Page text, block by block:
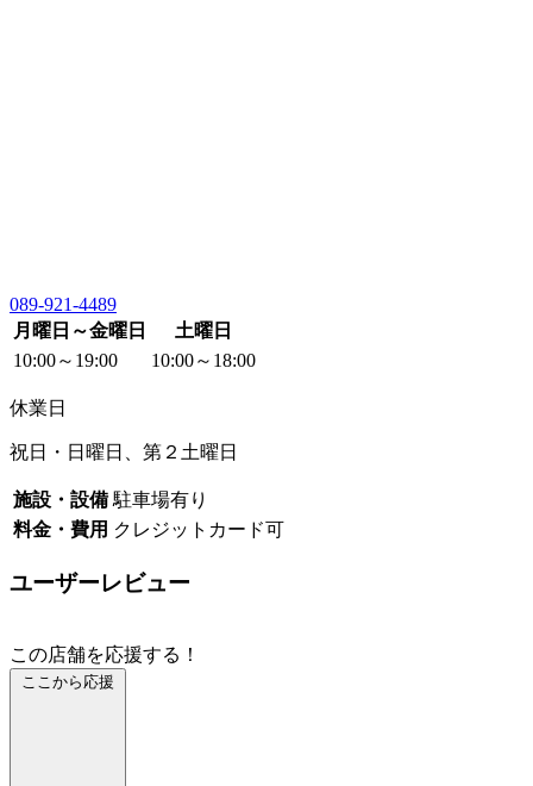
089-921-4489
月曜日～金曜日
土曜日
10:00～19:00
10:00～18:00
休業日
祝日・日曜日、第２土曜日
施設・設備 駐車場有り
料金・費用 クレジットカード可
ユーザーレビュー
この店舗を応援する！
ここから応援